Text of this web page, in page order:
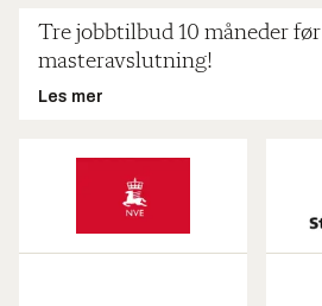
Tre jobbtilbud 10 måneder før
masteravslutning!
Les mer